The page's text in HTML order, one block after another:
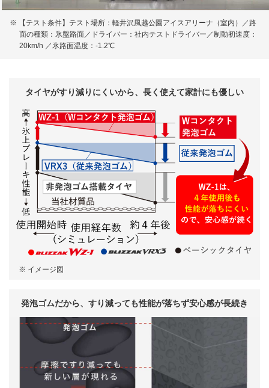
※ 【テスト条件】テスト場所：軽井沢風越公園アイスアリーナ（室内）／路
面の種類：氷盤路面／ドライバー：社内テストドライバー／制動初速度：
20km/h ／氷路面温度：-1.2℃
タイヤがすり減りにくいから、長く使えて家計にも優しい
※ イメージ図
発泡ゴムだから、 すり減っても性能が落ちず安心感が長続き